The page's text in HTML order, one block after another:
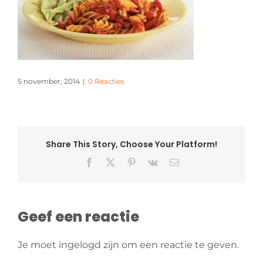
5 november, 2014 | 0 Reacties
Share This Story, Choose Your Platform!
Facebook Pinterest
Vk
E-
Geef een reactie
Je moet ingelogd zijn om een reactie te geven.